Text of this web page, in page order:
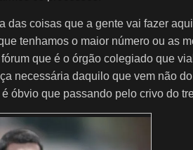
das coisas que a gente vai fazer
tenhamos o maior número ou as
que é o órgão colegiado que
necessária daquilo que vem não
óbvio que passando pelo crivo do